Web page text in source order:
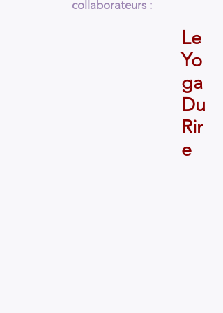
collaborateurs :
Le
Yo
ga
Du
Rir
e